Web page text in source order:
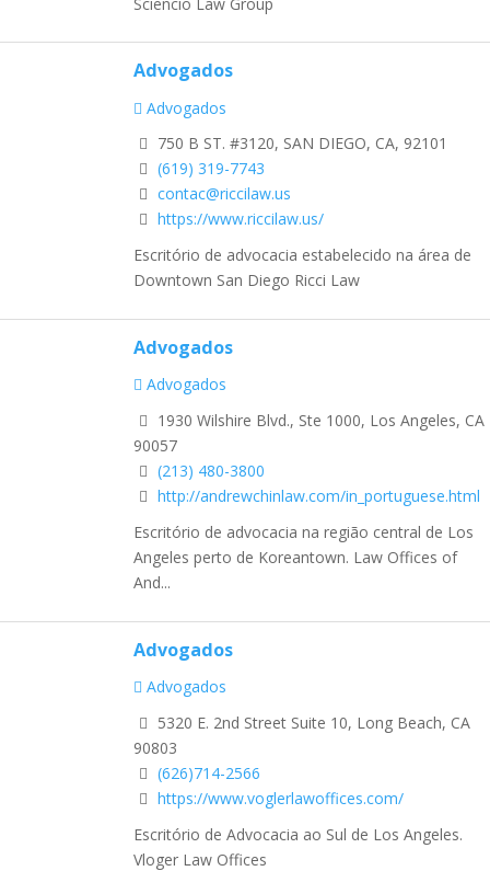
Advogados
Advogados
750 B ST. #3120, SAN DIEGO, CA, 92101
(619) 319-7743
contac@riccilaw.us
https://www.riccilaw.us/
Escritório de advocacia estabelecido na área de
Downtown San Diego Ricci Law
Advogados
Advogados
1930 Wilshire Blvd., Ste 1000, Los Angeles, CA
90057
(213) 480-3800
http://andrewchinlaw.com/in_portuguese.html
Escritório de advocacia na região central de Los
Angeles perto de Koreantown. Law Offices of
And...
Advogados
Advogados
5320 E. 2nd Street Suite 10, Long Beach, CA
90803
(626)714-2566
https://www.voglerlawoffices.com/
Escritório de Advocacia ao Sul de Los Angeles.
Vloger Law Offices